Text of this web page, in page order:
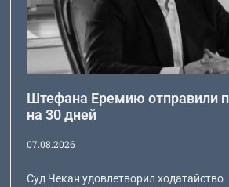
Штефана Еремию отправили
на 30 дней
07.08.2026
Суд Чекан удовлетворил ходатайство